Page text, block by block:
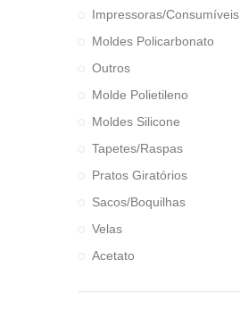
Impressoras/Consumíveis
Moldes Policarbonato
Outros
Molde Polietileno
Moldes Silicone
Tapetes/Raspas
Pratos Giratórios
Sacos/Boquilhas
Velas
Acetato